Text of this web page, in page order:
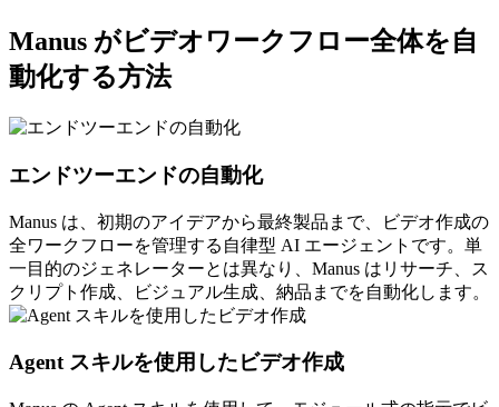
Manus がビデオワークフロー全体を自
動化する方法
エンドツーエンドの自動化
Manus は、初期のアイデアから最終製品まで、ビデオ作成の
全ワークフローを管理する自律型 AI エージェントです。単
一目的のジェネレーターとは異なり、Manus はリサーチ、ス
クリプト作成、ビジュアル生成、納品までを自動化します。
Agent スキルを使用したビデオ作成